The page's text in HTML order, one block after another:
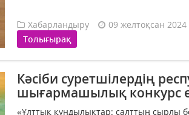
Хабарландыру 09 желтоқсан 2024
Толығырақ
Кәсіби суретшілердің
шығармашылық конкурс
«Ұлттық құндылықтар: салттың сырлы